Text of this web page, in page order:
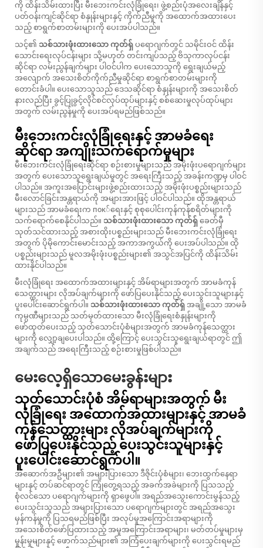
ကို ထိန်းသိမ်းထားပြီး မီးဘေးကင်းလုံခြုံရေး၊ ဖွဲ့စည်းပုံအလေးချိန်နှင့်
ပတ်ဝန်းကျင်ဆိုင်ရာ စံနှုန်းများနှင့် ကိုက်ညီမှုကို အထောက်အထားပေး
သည့် စာရွက်စာတမ်းများကို ပေးအပ်ပါသည်။
သင့်၏ သစ်သားဖုံးထားသော ကုတ်ရှ် ပရောဂျက်တွင် သမိုင်းဝင် ထိန်း
သောင်းရေးလုပ်ငန်းများ သို့မဟုတ် တင်းကျပ်သည့် ဗိသုကာလုပ်ငန်း
ဆိုင်ရာ လမ်းညွန်ချက်များ ပါဝင်ပါက ပေးသောသူကို ရွေးချယ်မည့်
အလျောက် အသေးစိတ်ကိုက်ညီမှုဆိုင်ရာ စာရွက်စာတမ်းများကို
တောင်းခံပါ။ ပေးသောသူသည် ဒေသဆိုင်ရာ စံနှုန်းများကို အသေးစိတ်
နားလည်ပြီး ခွင့်ပြုခွင့်လိုင်စင်လုပ်ထုပ်များနှင့် စစ်ဆေးမှုလုပ်ထုပ်များ
အတွက် လမ်းညွန်မှုကို ပေးအပ်ရမည်ဖြစ်သည်။
မီးဘေးကင်းလုံခြုံရေးနှင့် အာမခံရေး
ဆိုင်ရာ အကျိုးသက်ရောက်မှုများ
မီးဘေးကင်းလုံခြုံရေးဆိုင်ရာ စဉ်းစားမှုများသည် အမိုးဖုံးပရောဂျက်များ
အတွက် ပေးသောသူရွေးချယ်မှုတွင် အရေးကြီးသည့် အခန်းကဏ္ဍမှ ပါဝင်
ပါသည်။ အကူးအပြောင်းများဖွဲ့စည်းထားသည့် အမိုးဖုံးပစ္စည်းများသည်
မီးလောင်ခြင်းအန္တရာယ်ကို အများအားဖြင့် ပါဝင်ပါသည်။ ထိုအန္တရာယ်
များသည် အာမခံရေးက пок်ရေးနှင့် စုစုပေါင်းကုန်ကုန်စရိတ်များကို
သက်ရောက်စေနိုင်ပါသည်။ သစ်သားဖုံးထားသော ကုတ်ရှ် ခေတ်မှီ
သုတ်သင်ထားသည့် အစားထိုးပစ္စည်းများသည် မီးဘေးကင်းလုံခြုံရေး
အတွက် ပိုမိုကောင်းမောင်းသည့် အကာအကွယ်ကို ပေးအပ်ပါသည်။ ထို
ပစ္စည်းများသည် မူလအမိုးဖုံးပစ္စည်းများ၏ အသွင်အပြင်ကို ထိန်းသိမ်း
ထားနိုင်ပါသည်။
မီးလုံခြုံရေး အထောက်အထားများနှင့် အိမ်ရာများအတွက် အာမခံကုန်
သေတ္ထားများ လိုအပ်ချက်များကို ဖော်ပြပေးနိုင်သည့် ပေးသွင်းသူများနှင့်
ပူးပေါင်းဆောင်ရွက်ပါ။ သစ်သားဖုံးထားသော ကုတ်ရှ် အချို့သော အာမခံ
ကုမ္ပဏီများသည် သတ်မှတ်ထားသော မီးလုံခြုံရေးစံနှုန်းများကို
ဖော်ထုတ်ပေးသည့် သုတ်သောင်းပုံစံများအတွက် အာမခံကုန်သေတ္ထား
များကို လျှော့ချပေးပါသည်။ ထို့ကြောင့် ပေးသွင်းသူရွေးချယ်ရာတွင် ဤ
အချက်သည် အရေးကြီးသည့် စဉ်းစားမှုဖြစ်ပါသည်။
မေးလေ့ရှိသောမေးခွန်းများ
သုတ်သောင်းပုံစံ အိမ်ရာများအတွက် မီး
လုံခြုံရေး အထောက်အထားများနှင့် အာမခံ
ကုန်သေတ္ထားများ လိုအပ်ချက်များကို
ဖော်ပြပေးနိုင်သည့် ပေးသွင်းသူများနှင့်
ပူးပေါင်းဆောင်ရွက်ပါ။
အဆောက်အဦများ၏ အများပြားသော ဒီဇိုင်းပုံစံများ၊ ဘေးထွက်နေရာ
များနှင့် တပ်ဆင်ရာတွင် ကြုံတွေ့ရသည့် အခက်အခဲများကို ပြသသည့်
စုံလင်သော ပရောဂျက်များကို ရှာဖွေပါ။ အရည်အသွေးကောင်းမွန်သည့်
ပေးသွင်းသူသည် အများပြားသော ပရောဂျက်များတွင် အရည်အသွေး
မှန်ကန်မှုကို ပြသရမည်ဖြစ်ပြီး အလုပ်မှုအကြောင်းအရာများကို
အသေးစိတ်ဖော်ပြထားသည့် အမှုအကြောင်းအရာများ၊ မတ်တပ်မှုများမှ
မှုန်းမှုများနှင့် ဖောက်သည်များ၏ အကြံပေးချက်များကို ပေးသွင်းရမည်